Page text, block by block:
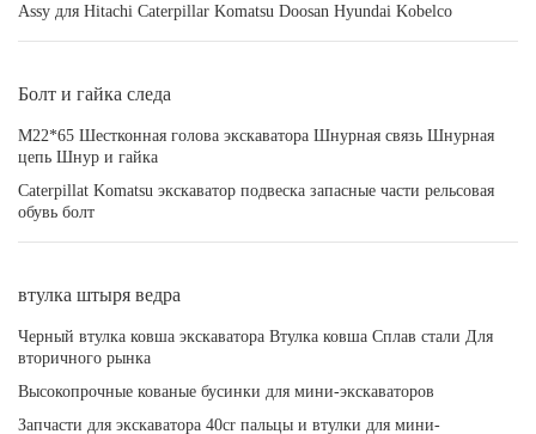
Assy для Hitachi Caterpillar Komatsu Doosan Hyundai Kobelco
Болт и гайка следа
M22*65 Шестконная голова экскаватора Шнурная связь Шнурная
цепь Шнур и гайка
Caterpillat Komatsu экскаватор подвеска запасные части рельсовая
обувь болт
втулка штыря ведра
Черный втулка ковша экскаватора Втулка ковша Сплав стали Для
вторичного рынка
Высокопрочные кованые бусинки для мини-экскаваторов
Запчасти для экскаватора 40cr пальцы и втулки для мини-